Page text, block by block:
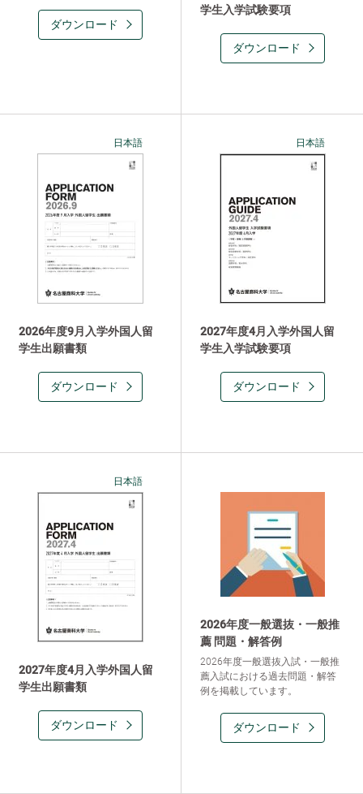
ダウンロード
学生入学試験要項
ダウンロード
日本語
2026年度9月入学外国人留
学生出願書類
ダウンロード
日本語
2027年度4月入学外国人留
学生入学試験要項
ダウンロード
日本語
2027年度4月入学外国人留
学生出願書類
ダウンロード
2026年度一般選抜・一般推
薦 問題・解答例
2026年度一般選抜入試・一般推
薦入試における過去問題・解答
例を掲載しています。
ダウンロード